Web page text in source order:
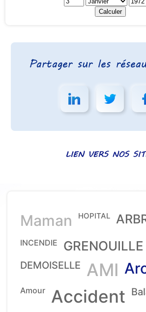
Partager sur les
LIEN VERS NOS
Maman HOPITAL
INCENDIE GRENOUILLE
DEMOISELLE AMI
Amour Accident